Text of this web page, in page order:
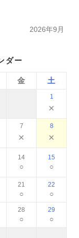
2026年9月
ダー
金 土
1
×
7
×
8
×
14
○
15
○
21
○
22
○
28
○
29
○